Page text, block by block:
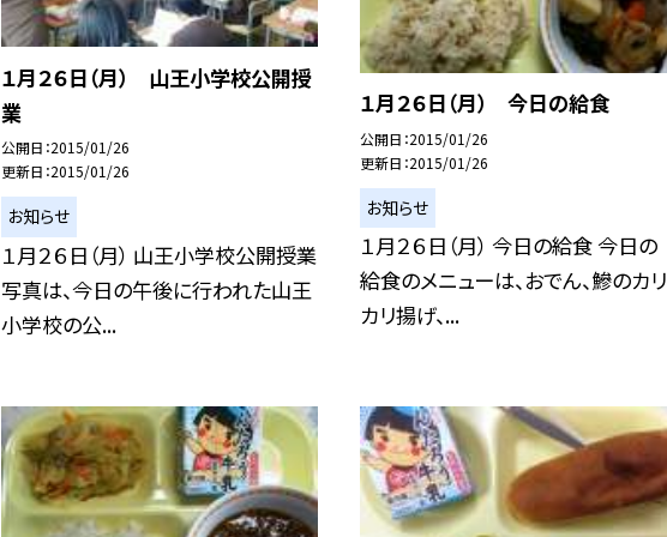
１月２６日（月） 山王小学校公開授
業
公開日 2015/01/26
更新日 2015/01/26
お知らせ
１月２６日（月） 山王小学校公開授業
写真は、今日の午後に行われた山王
小学校の公...
１月２６日（月） 今日の給食
公開日 2015/01/26
更新日 2015/01/26
お知らせ
１月２６日（月） 今日の給食 今日の
給食のメニューは、おでん、鰺のカリ
カリ揚げ、...